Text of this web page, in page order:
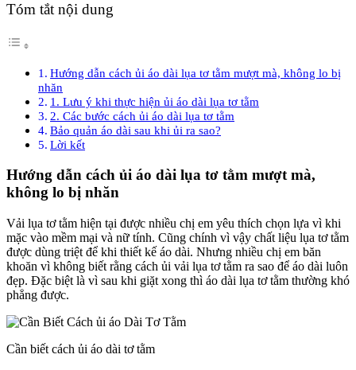
Tóm tắt nội dung
Hướng dẫn cách ủi áo dài lụa tơ tằm mượt mà, không lo bị
nhăn
1. Lưu ý khi thực hiện ủi áo dài lụa tơ tằm
2. Các bước cách ủi áo dài lụa tơ tằm
Bảo quản áo dài sau khi ủi ra sao?
Lời kết
Hướng dẫn cách ủi áo dài lụa tơ tằm mượt mà,
không lo bị nhăn
Vải lụa tơ tằm hiện tại được nhiều chị em yêu thích chọn lựa vì khi
mặc vào mềm mại và nữ tính. Cũng chính vì vậy chất liệu lụa tơ tằm
được dùng triệt để khi thiết kế áo dài. Nhưng nhiều chị em băn
khoăn vì không biết rằng cách ủi vải lụa tơ tằm ra sao để áo dài luôn
đẹp. Đặc biệt là vì sau khi giặt xong thì áo dài lụa tơ tằm thường khó
phẳng được.
Cần biết cách ủi áo dài tơ tằm